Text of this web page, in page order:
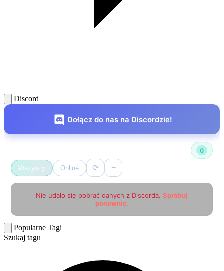
Discord
Dołącz do nas na Discordzie!
0
Wszyscy Online ⟳ −
Nie udało się pobrać danych z Discorda. Spróbuj
ponownie.
Popularne Tagi
Szukaj tagu